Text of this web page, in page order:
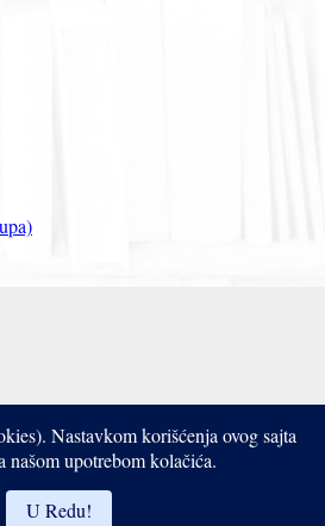
© 2017- 2026 Bistrooki
Nastavkom korišćenja ovog sajta
našom upotrebom kolačića.
U Redu!